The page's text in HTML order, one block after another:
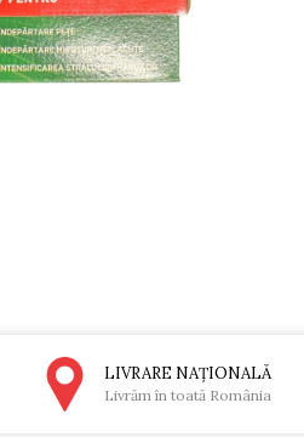
LIVRARE NAŢIONALĂ
Livrăm în toată România